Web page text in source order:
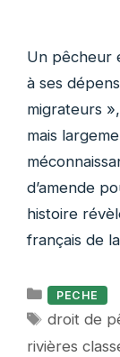
Un pêcheur
à ses
migrateurs
mais
d’amende
histoire
français de
Catégories
PECHE
Étiquettes
droit de
rivières